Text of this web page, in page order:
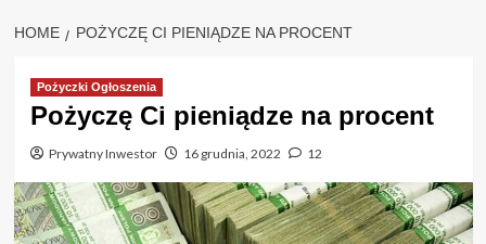
HOME POŻYCZĘ CI PIENIĄDZE NA PROCENT
Pożyczki Ogłoszenia
Pożyczę Ci pieniądze na procent
Prywatny Inwestor 16 grudnia, 2022 12